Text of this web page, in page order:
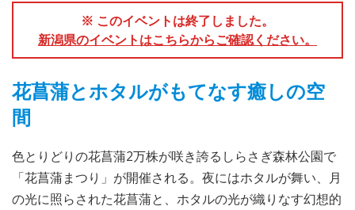
※ このイベントは終了しました。
新潟県のイベントはこちらからご確認ください。
花菖蒲とホタルがもてなす癒しの空
間
色とりどりの花菖蒲2万株が咲き誇るしらさぎ森林公園で
「花菖蒲まつり」が開催される。夜にはホタルが舞い、月
の光に照らされた花菖蒲と、ホタルの光が織りなす幻想的